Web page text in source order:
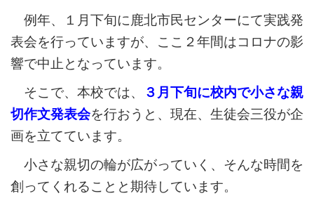
例年、１月下旬に鹿北市民センターにて実践発
表会を行っていますが、ここ２年間はコロナの影
響で中止となっています。
そこで、本校では、
３月下旬に校内で小さな親
切作文発表会を行おうと、現在、生徒会三役が企
画を立てています。
小さな親切の輪が広がっていく、そんな時間を
創ってくれることと期待しています。